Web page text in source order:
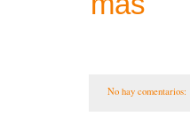
No hay comentarios: